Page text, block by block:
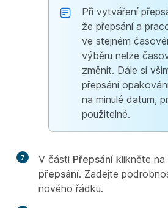
Při vytváření
že přepsání a
ve stejném
výběru nelze
změnit. Dále si
přepsání
na minulé datum,
použitelné.
7 V části Přepsání klikněte na
přepsání. Zadejte
nového řádku.